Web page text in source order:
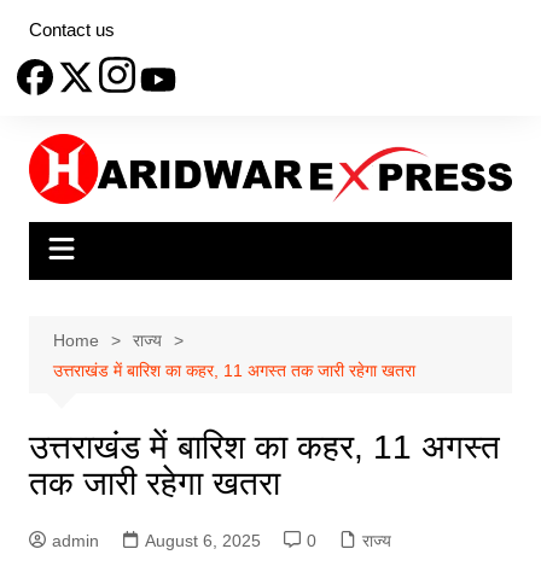
content
Contact us
Home
राज्य
उत्तराखंड में बारिश का कहर, 11 अगस्त तक जारी रहेगा खतरा
उत्तराखंड में बारिश का कहर, 11 अगस्त
तक जारी रहेगा खतरा
admin August 6, 2025 0 राज्य